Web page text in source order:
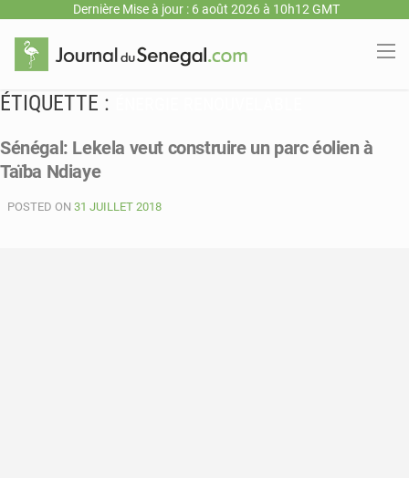
Dernière Mise à jour : 6 août 2026 à 10h12 GMT
ÉTIQUETTE :
Sénégal: Lekela veut construire un parc éolien à
Taïba Ndiaye
POSTED ON 31 JUILLET 2018